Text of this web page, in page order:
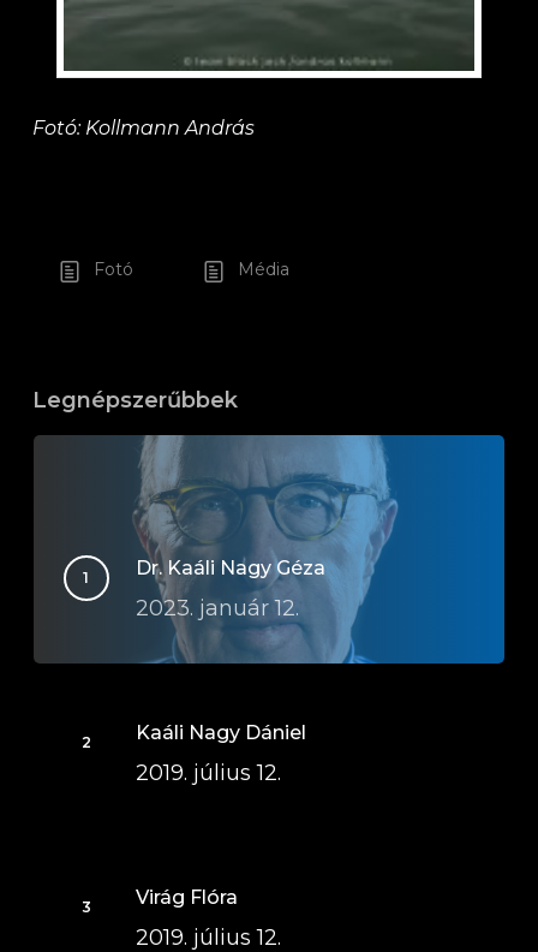
Fotó: Kollmann András
Fotó Média
Legnépszerűbbek
Dr. Kaáli Nagy Géza
2023. január 12.
Kaáli Nagy Dániel
2019. július 12.
Virág Flóra
2019. július 12.